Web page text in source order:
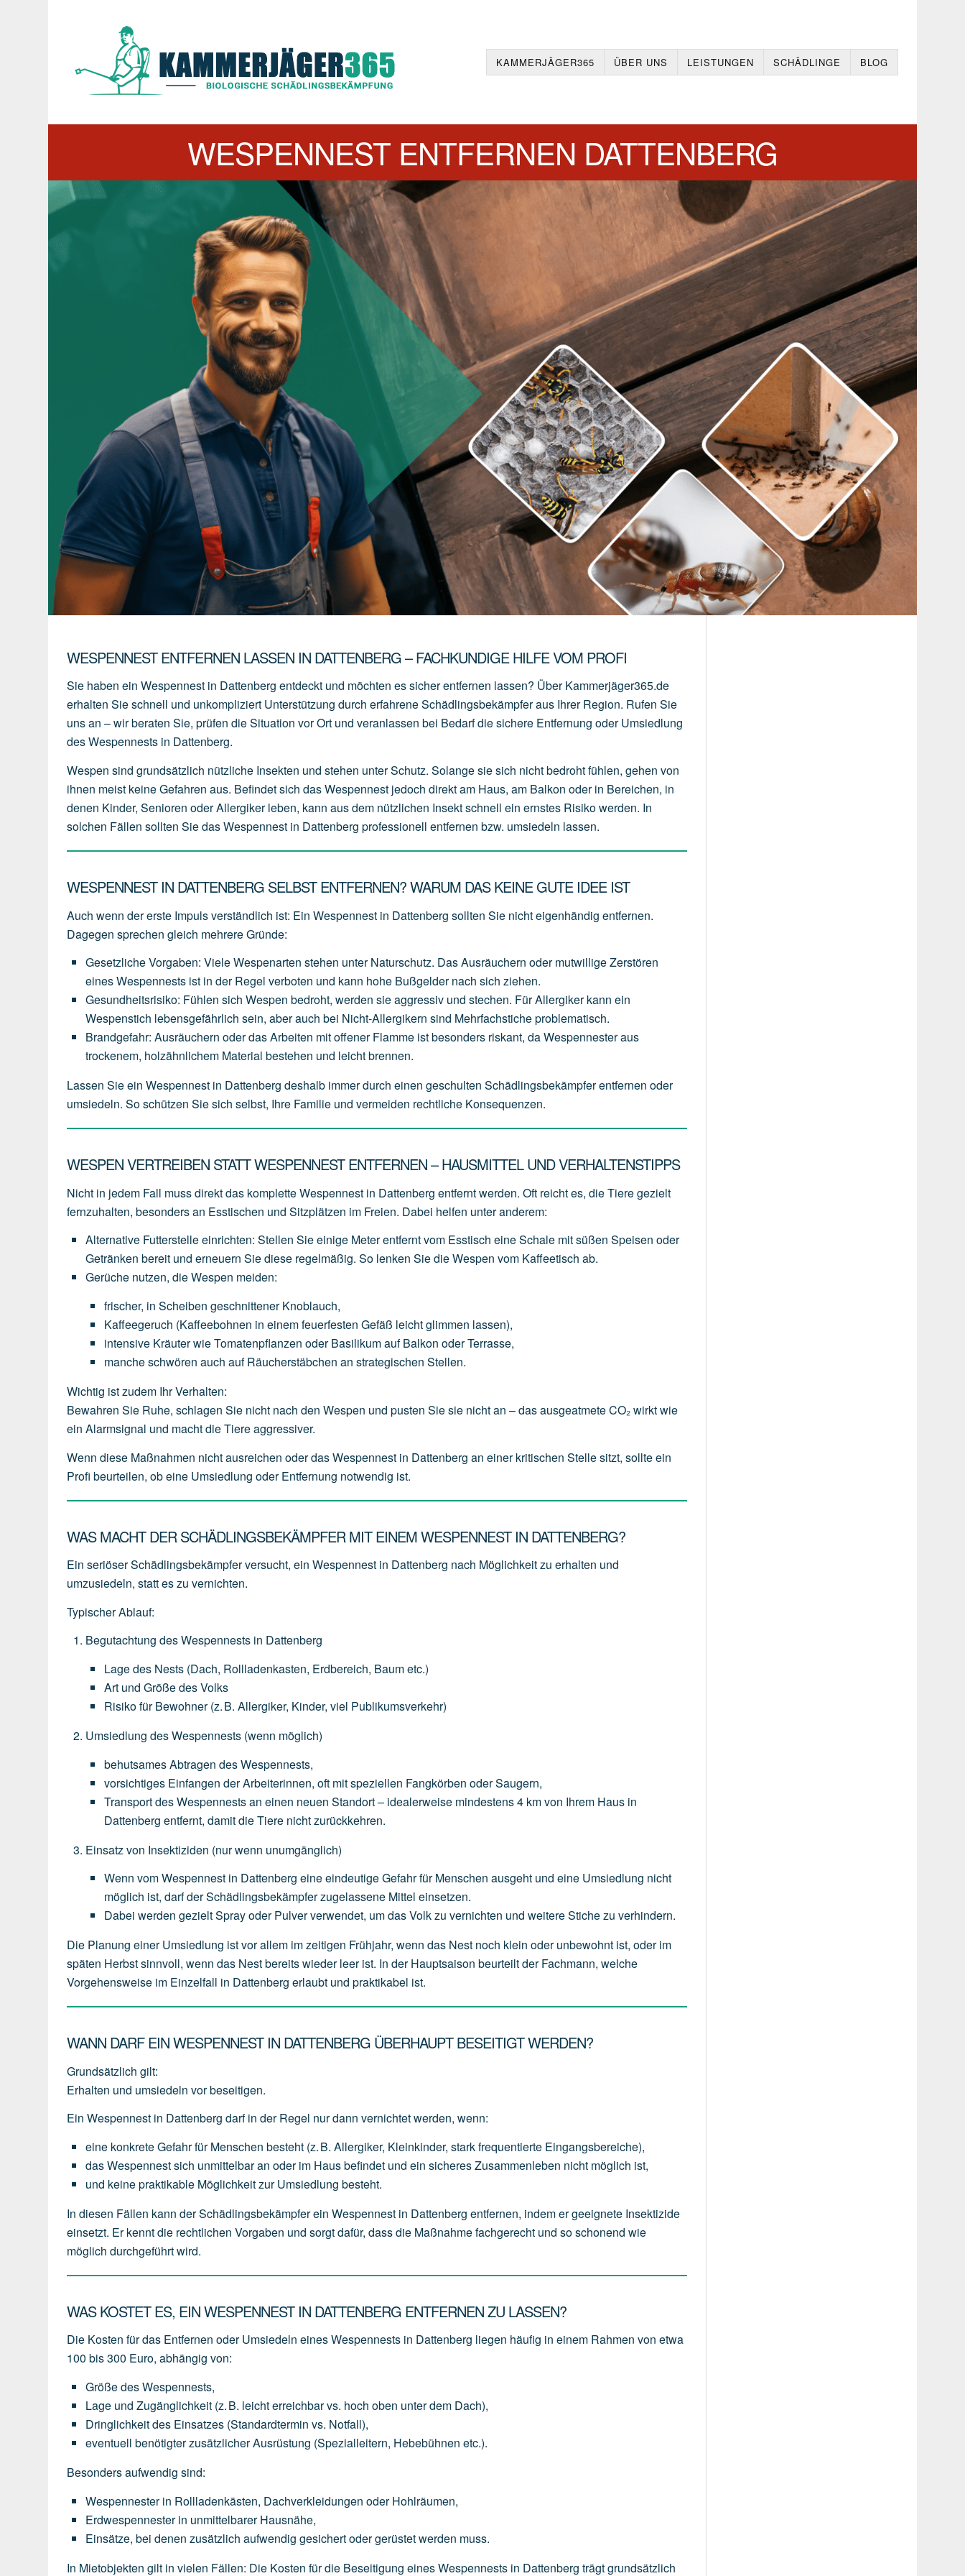
KAMMERJÄGER365 ÜBER UNS LEISTUNGEN SCHÄDLINGE BLOG
WESPENNEST ENTFERNEN DATTENBERG
WESPENNEST ENTFERNEN LASSEN IN DATTENBERG – FACHKUNDIGE HILFE VOM PROFI
Sie haben ein Wespennest in Dattenberg entdeckt und möchten es sicher entfernen lassen? Über Kammerjäger365.de
erhalten Sie schnell und unkompliziert Unterstützung durch erfahrene Schädlingsbekämpfer aus Ihrer Region. Rufen Sie
uns an – wir beraten Sie, prüfen die Situation vor Ort und veranlassen bei Bedarf die sichere Entfernung oder Umsiedlung
des Wespennests in Dattenberg.
Wespen sind grundsätzlich nützliche Insekten und stehen unter Schutz. Solange sie sich nicht bedroht fühlen, gehen von
ihnen meist keine Gefahren aus. Befindet sich das Wespennest jedoch direkt am Haus, am Balkon oder in Bereichen, in
denen Kinder, Senioren oder Allergiker leben, kann aus dem nützlichen Insekt schnell ein ernstes Risiko werden. In
solchen Fällen sollten Sie das Wespennest in Dattenberg professionell entfernen bzw. umsiedeln lassen.
WESPENNEST IN DATTENBERG SELBST ENTFERNEN? WARUM DAS KEINE GUTE IDEE IST
Auch wenn der erste Impuls verständlich ist: Ein Wespennest in Dattenberg sollten Sie nicht eigenhändig entfernen.
Dagegen sprechen gleich mehrere Gründe:
Gesetzliche Vorgaben: VieleWespenarten stehen unter Naturschutz. DasAusräuchern oder mutwilligeZerstören
einesWespennests ist in der Regel verboten und kann hohe Bußgelder nach sich ziehen.
Gesundheitsrisiko: Fühlen sich Wespen bedroht, werden sieaggressiv und stechen. FürAllergiker kann ein
Wespenstich lebensgefährlich sein, aberauch bei Nicht-Allergikern sind Mehrfachsticheproblematisch.
Brandgefahr: Ausräuchern oderdasArbeiten mitoffener Flamme istbesonders riskant, daWespennesteraus
trockenem, holzähnlichem Material bestehen und leichtbrennen.
Lassen Sie ein Wespennest in Dattenberg deshalb immer durch einen geschulten Schädlingsbekämpfer entfernen oder
umsiedeln. So schützen Sie sich selbst, Ihre Familie und vermeiden rechtliche Konsequenzen.
WESPEN VERTREIBEN STATT WESPENNEST ENTFERNEN – HAUSMITTEL UND VERHALTENSTIPPS
Nicht in jedem Fall muss direkt das komplette Wespennest in Dattenberg entfernt werden. Oft reicht es, die Tiere gezielt
fernzuhalten, besonders an Esstischen und Sitzplätzen im Freien. Dabei helfen unter anderem:
Alternative Futterstelle einrichten: Stellen Sieeinige Meterentferntvom Esstisch eineSchale mitsüßen Speisen oder
Getränken bereit und erneuern Siediese regelmäßig. So lenken SiedieWespen vom Kaffeetisch ab.
Gerüche nutzen, die Wespen meiden:
frischer, in Scheiben geschnittener Knoblauch,
Kaffeegeruch (Kaffeebohnen in einemfeuerfesten Gefäß leichtglimmen lassen),
intensive KräuterwieTomatenpflanzen oder Basilikumauf Balkon oderTerrasse,
mancheschwören auch auf Räucherstäbchen an strategischen Stellen.
Wichtig ist zudem Ihr Verhalten:
Bewahren Sie Ruhe, schlagen Sie nicht nach den Wespen und pusten Sie sie nicht an – das ausgeatmete CO₂ wirkt wie
ein Alarmsignal und macht die Tiere aggressiver.
Wenn diese Maßnahmen nicht ausreichen oder das Wespennest in Dattenberg an einer kritischen Stelle sitzt, sollte ein
Profi beurteilen, ob eine Umsiedlung oder Entfernung notwendig ist.
WAS MACHT DER SCHÄDLINGSBEKÄMPFER MIT EINEM WESPENNEST IN DATTENBERG?
Ein seriöser Schädlingsbekämpfer versucht, ein Wespennest in Dattenberg nach Möglichkeit zu erhalten und
umzusiedeln, statt es zu vernichten.
Typischer Ablauf:
Begutachtung des Wespennests in Dattenberg
Lagedes Nests (Dach, Rollladenkasten, Erdbereich, Baumetc.)
Art und GrößedesVolks
Risikofür Bewohner (z.B. Allergiker, Kinder, viel Publikumsverkehr)
Umsiedlung des Wespennests (wenn möglich)
behutsamesAbtragen desWespennests,
vorsichtiges Einfangen derArbeiterinnen, oft mitspeziellen Fangkörben oderSaugern,
TransportdesWespennestsan einen neuen Standort– idealerweise mindestens4 kmvon Ihrem Haus in
Dattenberg entfernt, damitdieTiere nichtzurückkehren.
Einsatz von Insektiziden (nurwenn unumgänglich)
Wenn vomWespennest in Dattenberg eineeindeutigeGefahrfür Menschen ausgeht und eine Umsiedlung nicht
möglich ist, darfderSchädlingsbekämpferzugelassene Mittel einsetzen.
Dabei werden gezieltSprayoder Pulververwendet, umdasVolkzu vernichten und weitereStichezu verhindern.
Die Planung einer Umsiedlung ist vor allem im zeitigen Frühjahr, wenn das Nest noch klein oder unbewohnt ist, oder im
späten Herbst sinnvoll, wenn das Nest bereits wieder leer ist. In der Hauptsaison beurteilt der Fachmann, welche
Vorgehensweise im Einzelfall in Dattenberg erlaubt und praktikabel ist.
WANN DARF EIN WESPENNEST IN DATTENBERG ÜBERHAUPT BESEITIGT WERDEN?
Grundsätzlich gilt:
Erhalten und umsiedeln vor beseitigen.
Ein Wespennest in Dattenberg darf in der Regel nur dann vernichtet werden, wenn:
eine konkrete Gefahr für Menschen besteht (z.B. Allergiker, Kleinkinder, starkfrequentierte Eingangsbereiche),
dasWespennestsich unmittelbar an oder im Hausbefindet und ein sicheresZusammenleben nicht möglich ist,
und keinepraktikable Möglichkeitzur Umsiedlung besteht.
In diesen Fällen kann der Schädlingsbekämpfer ein Wespennest in Dattenberg entfernen, indem er geeignete Insektizide
einsetzt. Er kennt die rechtlichen Vorgaben und sorgt dafür, dass die Maßnahme fachgerecht und so schonend wie
möglich durchgeführt wird.
WAS KOSTET ES, EIN WESPENNEST IN DATTENBERG ENTFERNEN ZU LASSEN?
Die Kosten für das Entfernen oder Umsiedeln eines Wespennests in Dattenberg liegen häufig in einem Rahmen vonetwa
100 bis 300 Euro, abhängig von:
Größe des Wespennests,
Lage und Zugänglichkeit (z.B. leichterreichbarvs. hoch oben unterdem Dach),
Dringlichkeit des Einsatzes (Standardtermin vs. Notfall),
eventuell benötigterzusätzlicher Ausrüstung (Spezialleitern, Hebebühnen etc.).
Besonders aufwendig sind:
Wespennester in Rollladenkästen, Dachverkleidungen oder Hohlräumen,
Erdwespennester in unmittelbarer Hausnähe,
Einsätze, bei denen zusätzlich aufwendig gesichertodergerüstetwerden muss.
In Mietobjekten gilt in vielen Fällen: Die Kosten für die Beseitigung eines Wespennests in Dattenberg trägt grundsätzlich